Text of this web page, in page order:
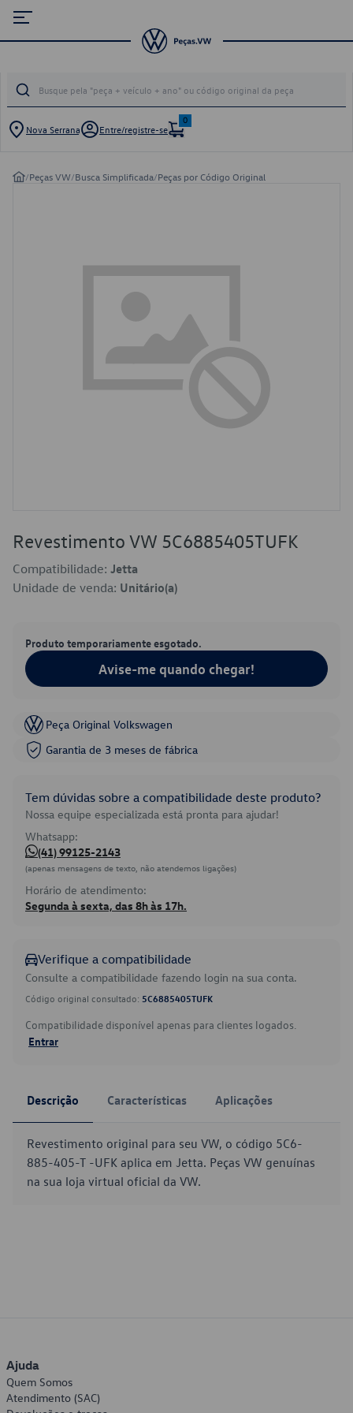
Nova Serrana Entre/registre-se
0
/Peças VW/Busca Simplificada/Peças por Código Original
Revestimento VW 5C6885405TUFK
Compatibilidade: Jetta
Unidade de venda: Unitário(a)
Produto temporariamente esgotado.
Avise-me quando chegar!
Peça Original Volkswagen
Garantia de 3 meses de fábrica
Tem dúvidas sobre a compatibilidade deste produto?
Nossa equipe especializada está pronta para ajudar!
Whatsapp:
(41) 99125-2143
(apenas mensagens de texto, não atendemos ligações)
Horário de atendimento:
Segunda à sexta, das 8h às 17h.
Verifique a compatibilidade
Consulte a compatibilidade fazendo login na sua conta.
Código original consultado: 5C6885405TUFK
Compatibilidade disponível apenas para clientes logados.
Entrar
Descrição Características Aplicações
Revestimento original para seu VW, o código 5C6-
885-405-T -UFK aplica em Jetta. Peças VW genuínas
na sua loja virtual oficial da VW.
Ajuda
Quem Somos
Atendimento (SAC)